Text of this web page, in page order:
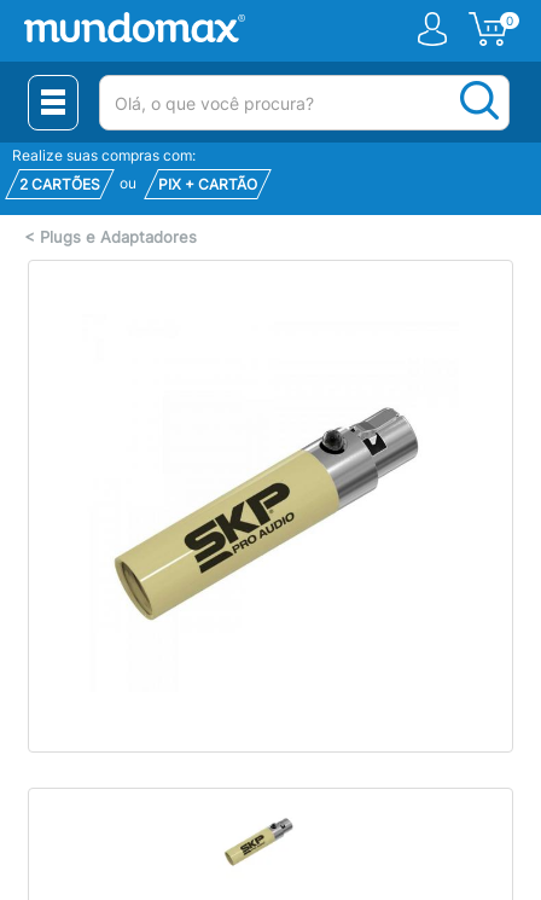
0
(pesquisar)
Realize suas compras com:
2 CARTÕES
ou PIX + CARTÃO
< Plugs e Adaptadores